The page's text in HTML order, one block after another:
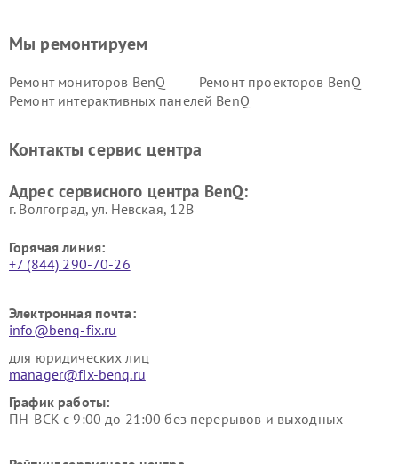
Мы ремонтируем
Ремонт мониторов BenQ
Ремонт проекторов BenQ
Ремонт интерактивных панелей BenQ
Контакты сервис центра
Адрес сервисного центра BenQ:
г. Волгоград, ул. Невская, 12В
Горячая линия:
+7 (844) 290-70-26
Электронная почта:
info@benq-fix.ru
для юридических лиц
manager@fix-benq.ru
График работы:
ПН-ВСК с 9:00 до 21:00 без перерывов и выходных